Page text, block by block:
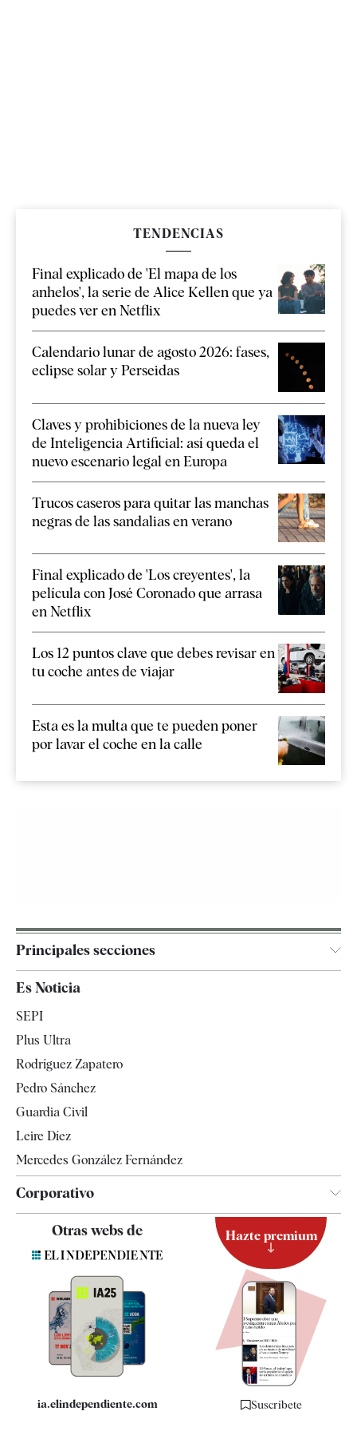
TENDENCIAS
Final explicado de 'El mapa de los
anhelos', la serie de Alice Kellen que ya
puedes ver en Netflix
Calendario lunar de agosto 2026: fases,
eclipse solar y Perseidas
Claves y prohibiciones de la nueva ley
de Inteligencia Artificial: así queda el
nuevo escenario legal en Europa
Trucos caseros para quitar las manchas
negras de las sandalias en verano
Final explicado de 'Los creyentes', la
película con José Coronado que arrasa
en Netflix
Los 12 puntos clave que debes revisar en
tu coche antes de viajar
Esta es la multa que te pueden poner
por lavar el coche en la calle
Principales secciones
España
Televisión
Es Noticia
SEPI
Plus Ultra
Rodríguez Zapatero
Pedro Sánchez
Guardia Civil
Leire Díez
Mercedes González Fernández
Corporativo
Contacto
Quiénes somos
Especificaciones
Otras webs de
ia.elindependiente.com
Hazte premium
Suscríbete